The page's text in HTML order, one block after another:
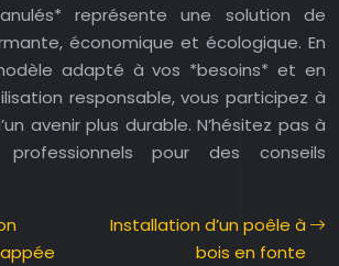
représente une solution de
économique et écologique. En
adapté à vos *besoins* et en
responsable, vous participez à
avenir plus durable. N’hésitez pas à
pour des conseils
Installation d’un poêle à
bois en fonte